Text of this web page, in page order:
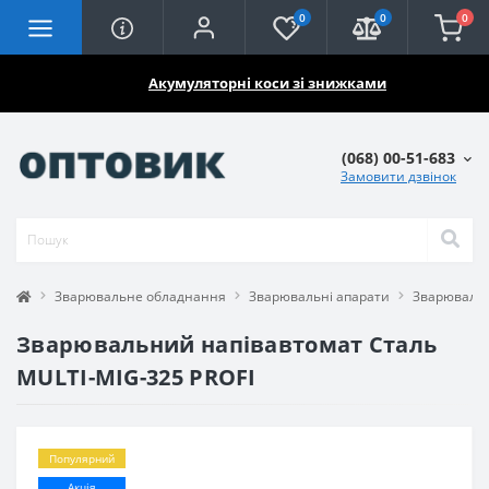
Акумуляторні коси зі знижками
0 0 0
(068) 00-51-683
Замовити дзвінок
Зварювальне обладнання Зварювальні апарати
Зварювальний напівавтомат Сталь
MULTI-MIG-325 PROFI
Популярний